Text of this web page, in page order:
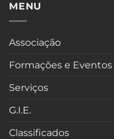
MENU
Associação
Formações e Eventos
Serviços
G.I.E.
Classificados